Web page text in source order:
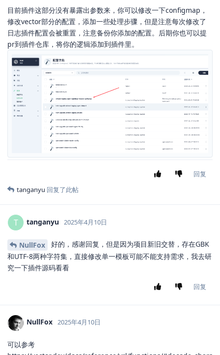
目前插件这部分没有暴露出参数来，你可以修改一下configmap，
修改vector部分的配置，添加一些处理步骤，但是注意每次修改了
日志插件配置会被重置，注意备份你添加的配置。后期你也可以提
pr到插件仓库，将你的逻辑添加到插件里。
回复
tanganyu 回复了此帖
T tanganyu 2025年4月10日
NullFox
好的，感谢回复，但是因为项目新旧交替，存在GBK
和UTF-8两种字符集，直接修改单一模板可能不能支持需求，我去研
究一下插件源码看看
回复
NullFox 2025年4月10日
可以参考